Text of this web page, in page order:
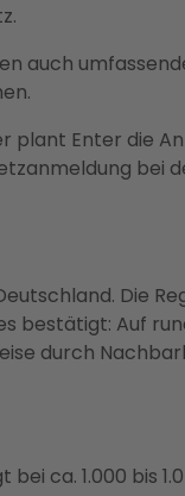
auch
Enter die
bei
Die
bestätigt: Auf
durch
ca. 1.000 bis